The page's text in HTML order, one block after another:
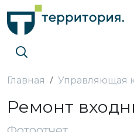
Главная Управляющая
Ремонт